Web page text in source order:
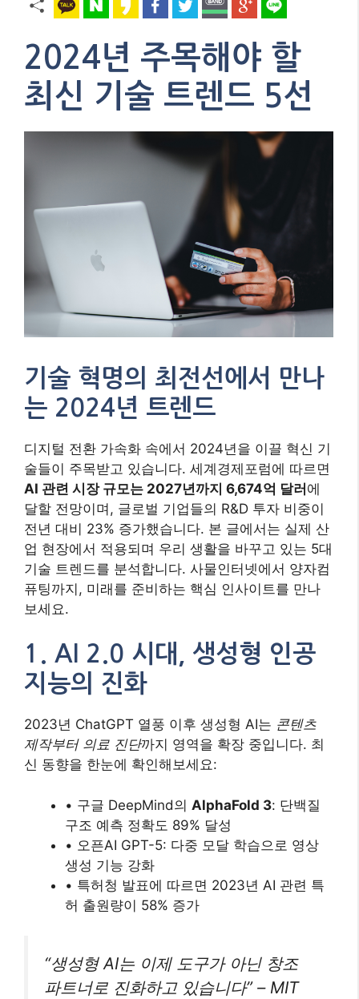
2024년 주목해야 할
최신 기술 트렌드 5선
기술 혁명의 최전선에서 만나
는 2024년 트렌드
디지털 전환 가속화 속에서 2024년을 이끌 혁신 기
술들이 주목받고 있습니다. 세계경제포럼에 따르면
AI 관련 시장 규모는 2027년까지 6,674억 달러에
달할 전망이며, 글로벌 기업들의 R&D 투자 비중이
전년 대비 23% 증가했습니다. 본 글에서는 실제 산
업 현장에서 적용되며 우리 생활을 바꾸고 있는 5대
기술 트렌드를 분석합니다. 사물인터넷에서 양자컴
퓨팅까지, 미래를 준비하는 핵심 인사이트를 만나
보세요.
1. AI 2.0 시대, 생성형 인공
지능의 진화
2023년 ChatGPT 열풍 이후 생성형 AI는 콘텐츠
제작부터 의료 진단까지 영역을 확장 중입니다. 최
신 동향을 한눈에 확인해보세요:
• 구글 DeepMind의 AlphaFold 3: 단백질
구조 예측 정확도 89% 달성
• 오픈AI GPT-5: 다중 모달 학습으로 영상
생성 기능 강화
• 특허청 발표에 따르면 2023년 AI 관련 특
허 출원량이 58% 증가
“생성형 AI는 이제 도구가 아닌 창조
파트너로 진화하고 있습니다” – MIT